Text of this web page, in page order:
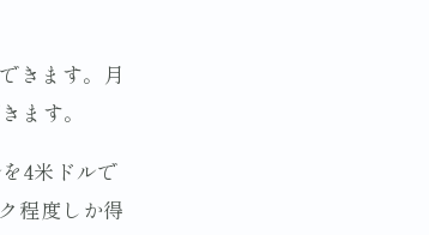
きます。月
ます。
4米ドルで
程度しか得